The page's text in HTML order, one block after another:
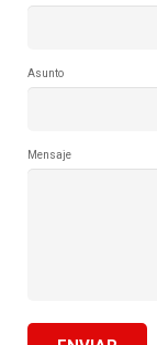
Asunto
Mensaje